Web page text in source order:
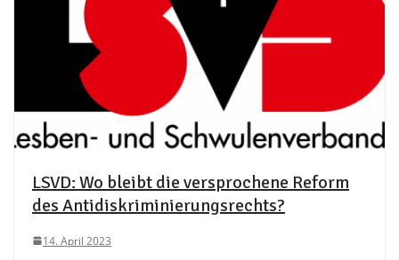
LSVD: Wo bleibt die versprochene Reform
des Antidiskriminierungsrechts?
14. April 2023